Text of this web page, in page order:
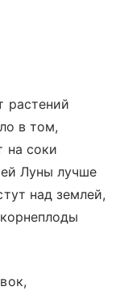
растений
в том,
на соки
Луны лучше
над землей,